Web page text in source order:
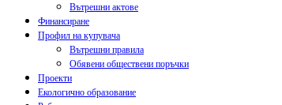
Вътрешни актове
Финансиране
Профил на купувача
Вътрешни правила
Обявени обществени поръчки
Проекти
Екологично образование